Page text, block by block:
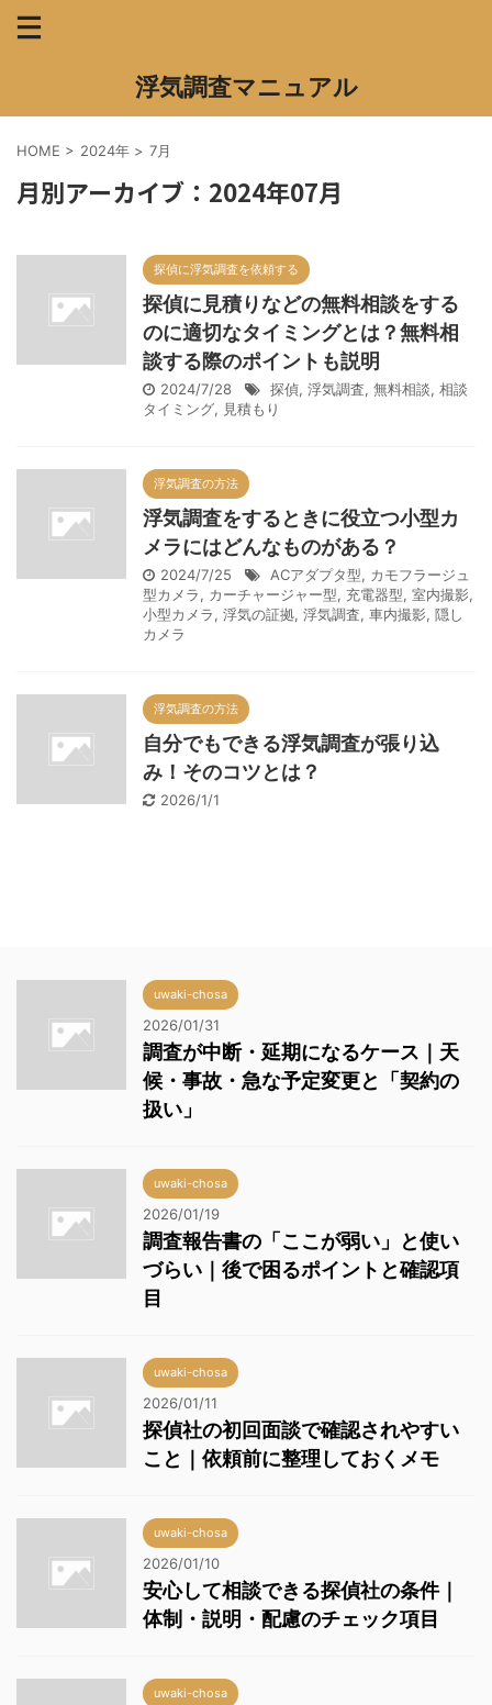
浮気調査マニュアル
HOME > 2024年 > 7月
月別アーカイブ：2024年07月
探偵に浮気調査を依頼する
探偵に見積りなどの無料相談をする
のに適切なタイミングとは？無料相
談する際のポイントも説明
2024/7/28 探偵, 浮気調査, 無料相談, 相談
タイミング, 見積もり
浮気調査の方法
浮気調査をするときに役立つ小型カ
メラにはどんなものがある？
2024/7/25 ACアダプタ型, カモフラージュ
型カメラ, カーチャージャー型, 充電器型, 室内撮影,
小型カメラ, 浮気の証拠, 浮気調査, 車内撮影, 隠し
カメラ
浮気調査の方法
自分でもできる浮気調査が張り込
み！そのコツとは？
2026/1/1
uwaki-chosa
2026/01/31
調査が中断・延期になるケース｜天
候・事故・急な予定変更と「契約の
扱い」
uwaki-chosa
2026/01/19
調査報告書の「ここが弱い」と使い
づらい｜後で困るポイントと確認項
目
uwaki-chosa
2026/01/11
探偵社の初回面談で確認されやすい
こと｜依頼前に整理しておくメモ
uwaki-chosa
2026/01/10
安心して相談できる探偵社の条件｜
体制・説明・配慮のチェック項目
uwaki-chosa